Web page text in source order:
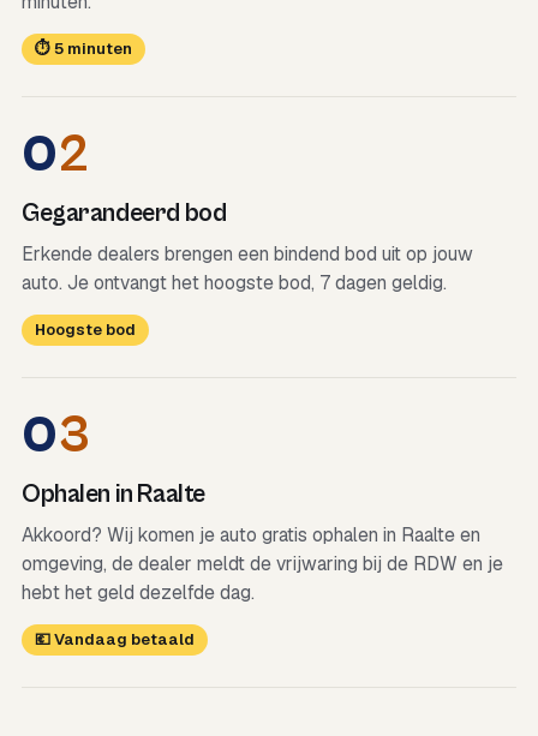
⏱ 5 minuten
02
Gegarandeerd bod
Erkende dealers brengen een bindend bod uit op jouw
auto. Je ontvangt het hoogste bod, 7 dagen geldig.
Hoogste bod
03
Ophalen in Raalte
Akkoord? Wij komen je auto gratis ophalen in Raalte en
omgeving, de dealer meldt de vrijwaring bij de RDW en je
hebt het geld dezelfde dag.
💶 Vandaag betaald